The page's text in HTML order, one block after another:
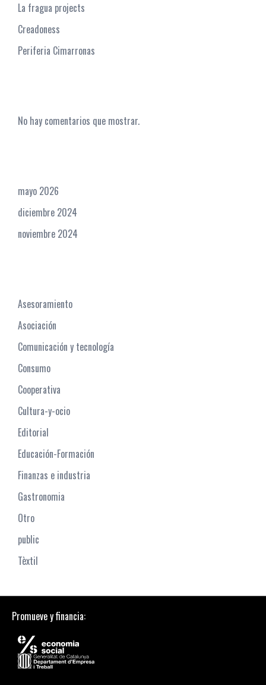
La fragua projects
Creadoness
Periferia Cimarronas
No hay comentarios que mostrar.
mayo 2026
diciembre 2024
noviembre 2024
Asesoramiento
Asociación
Comunicación y tecnología
Consumo
Cooperativa
Cultura-y-ocio
Editorial
Educación-Formación
Finanzas e industria
Gastronomia
Otro
public
Tèxtil
Promueve y financia: